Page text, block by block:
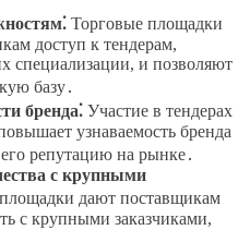
Торговые площадки
доступ к тендерам,
специализации, и позволяют
базу․
бренда⁚ Участие в тендерах
узнаваемость бренда
репутацию на рынке․
с крупными
дают поставщикам
с крупными заказчиками,